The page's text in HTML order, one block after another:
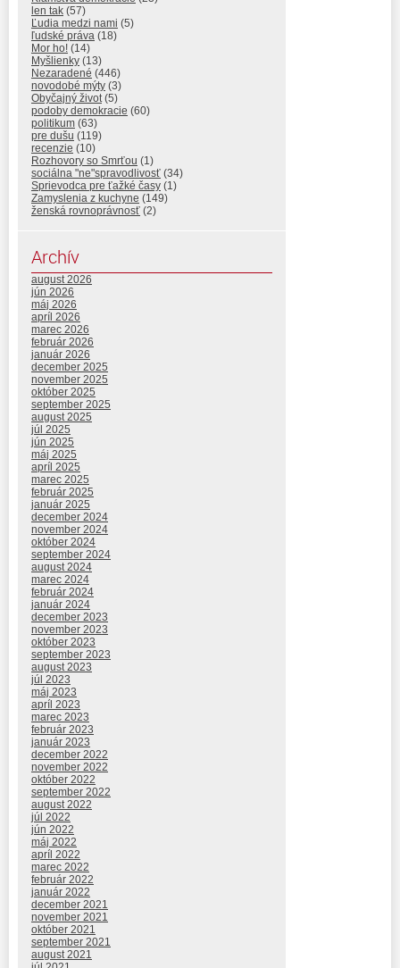
len tak (57)
Ľudia medzi nami (5)
ľudské práva (18)
Mor ho! (14)
Myšlienky (13)
Nezaradené (446)
novodobé mýty (3)
Obyčajný život(5)
podoby demokracie (60)
politikum (63)
pre dušu (119)
recenzie (10)
Rozhovory so Smrťou (1)
sociálna "ne"spravodlivosť (34)
Sprievodca pre ťažké časy (1)
Zamyslenia z kuchyne (149)
ženská rovnoprávnosť (2)
Archív
august 2026
jún 2026
máj 2026
apríl 2026
marec 2026
február 2026
január 2026
december 2025
november 2025
október 2025
september 2025
august 2025
júl 2025
jún 2025
máj 2025
apríl 2025
marec 2025
február 2025
január 2025
december 2024
november 2024
október 2024
september 2024
august 2024
marec 2024
február 2024
január 2024
december 2023
november 2023
október 2023
september 2023
august 2023
júl 2023
máj 2023
apríl 2023
marec 2023
február 2023
január 2023
december 2022
november 2022
október 2022
september 2022
august 2022
júl 2022
jún 2022
máj 2022
apríl 2022
marec 2022
február 2022
január 2022
december 2021
november 2021
október 2021
september 2021
august 2021